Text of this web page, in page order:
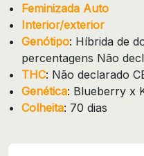
Feminizada Auto
Interior/exterior
Genótipo: Híbrida de
percentagens Não
THC: Não declarado
Genética: Blueberry x
Colheita: 70 dias